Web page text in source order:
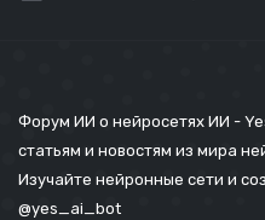
Форум ИИ о нейросетях ИИ -
статьям и новостям из мира
Изучайте нейронные сети и
@yes_ai_bot